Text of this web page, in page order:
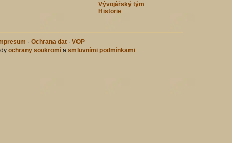
Vývojářský tým
Historie
· Ochrana dat · VOP
ochrany soukromí a smluvními podmínkami.